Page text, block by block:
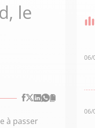
le
à passer
06/
06/